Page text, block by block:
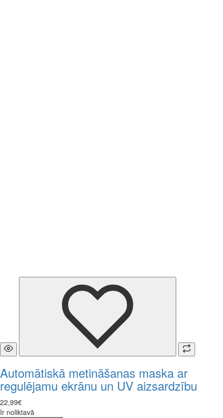
Automātiskā metināšanas maska ar
regulējamu ekrānu un UV aizsardzību
22,99€
Ir noliktavā